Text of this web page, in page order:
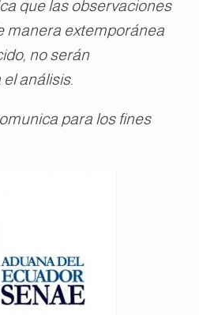
que las observaciones
manera extemporánea
no serán
análisis.
para los fines